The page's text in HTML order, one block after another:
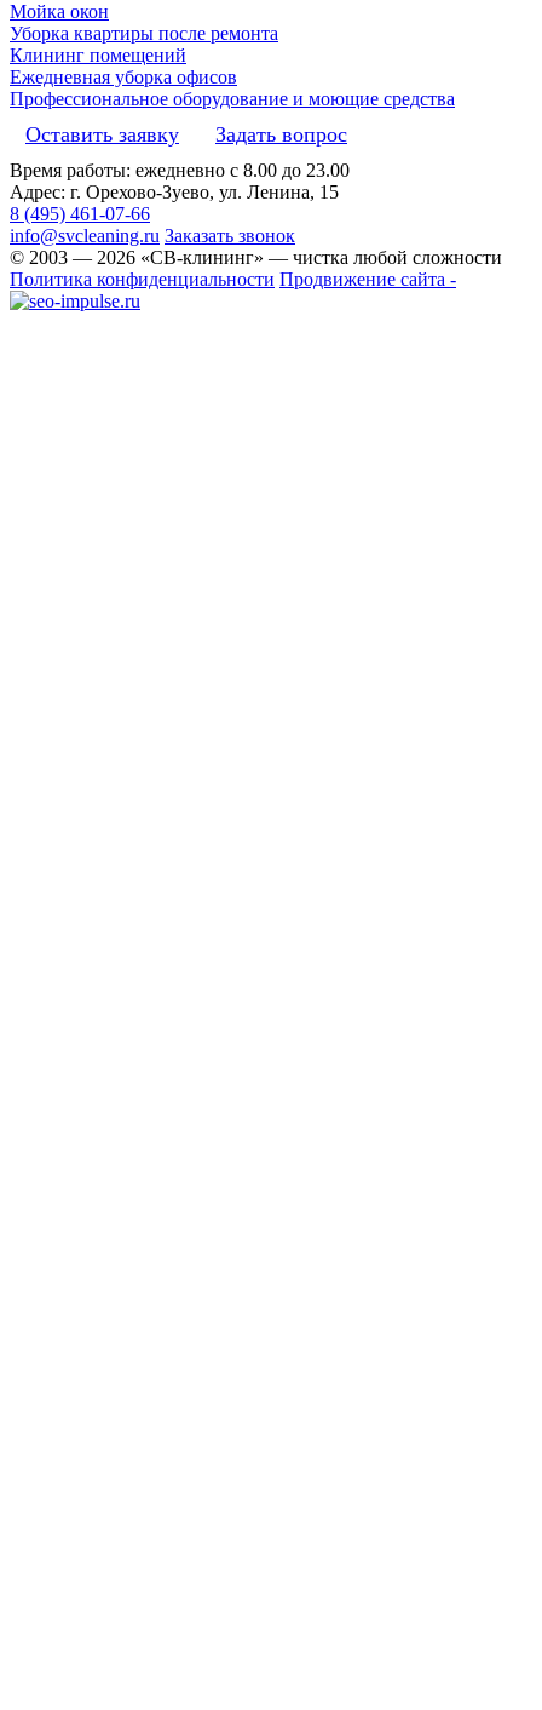
Мойка окон
Уборка квартиры после ремонта
Клининг помещений
Ежедневная уборка офисов
Профессиональное оборудование и моющие средства
Оставить заявку Задать вопрос
Время работы: ежедневно с 8.00 до 23.00
Адрес: г. Орехово-Зуево, ул. Ленина, 15
8 (495) 461-07-66
info@svcleaning.ru Заказать звонок
© 2003 — 2026 «СВ-клининг» — чистка любой сложности
Политика конфиденциальности Продвижение сайта -